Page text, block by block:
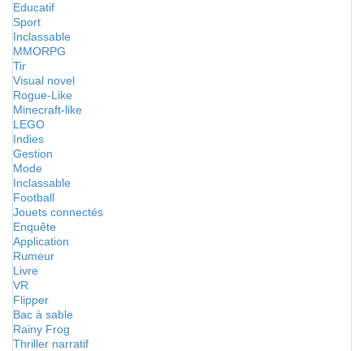
Educatif
Sport
Inclassable
MMORPG
Tir
Visual novel
Rogue-Like
Minecraft-like
LEGO
Indies
Gestion
Mode
Inclassable
Football
Jouets connectés
Enquête
Application
Rumeur
Livre
VR
Flipper
Bac à sable
Rainy Frog
Thriller narratif